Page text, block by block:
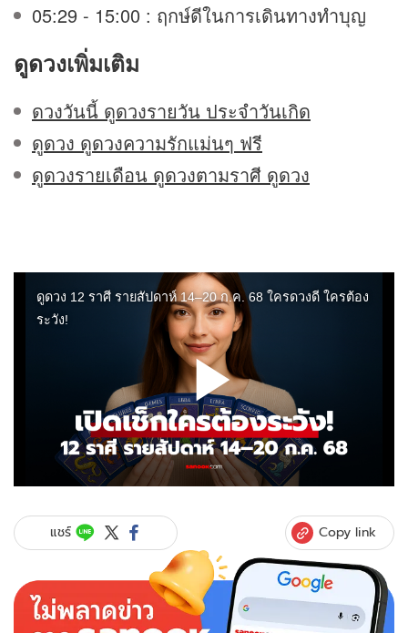
05:29 - 15:00 : ฤกษ์ดีในการเดินทางทำบุญ
ดูดวงเพิ่มเติม
ดวงวันนี้ ดูดวงรายวัน ประจำวันเกิด
ดูดวง ดูดวงความรักแม่นๆ ฟรี
ดูดวงรายเดือน ดูดวงตามราศี ดูดวง
แชร์ Copy link